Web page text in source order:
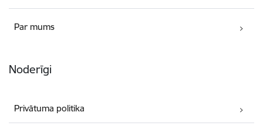
Par mums
Noderīgi
Privātuma politika